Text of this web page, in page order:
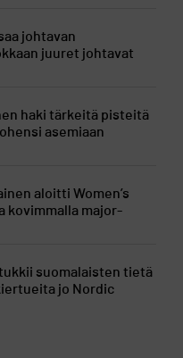
johtavan
juuret johtavat
haki tärkeitä pisteitä
asemiaan
aloitti Women’s
kovimmalla major-
suomalaisten tietä
jo Nordic